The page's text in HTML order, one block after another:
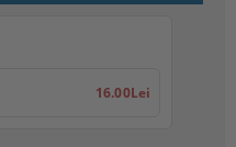
16.00Lei